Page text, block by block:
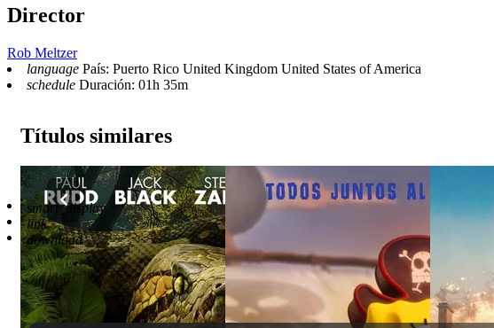
Director
Rob Meltzer
language País: Puerto Rico United Kingdom United States of America
schedule Duración: 01h 35m
Títulos similares
smart_displayReproductor
linkEnlaces2
downloadDescargar4